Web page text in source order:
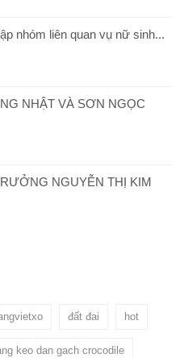
nhóm liên quan vụ nữ sinh...
NHẬT VÀ SƠN NGỌC
NGUYỄN THỊ KIM
đất đai hot
keo dan gach crocodile